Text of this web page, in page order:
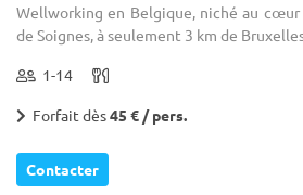
Wellworking en Belgique, niché au
de Soignes, à seulement 3 km de
1-14
Forfait dès45 € / pers.
Contacter